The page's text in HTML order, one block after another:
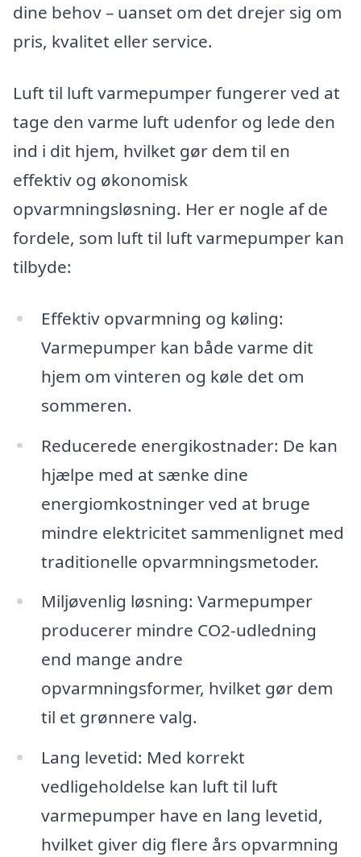
dine behov – uanset om det drejer sig om
pris, kvalitet eller service.
Luft til luft varmepumper fungerer ved at
tage den varme luft udenfor og lede den
ind i dit hjem, hvilket gør dem til en
effektiv og økonomisk
opvarmningsløsning. Her er nogle af de
fordele, som luft til luft varmepumper kan
tilbyde:
Effektiv opvarmning og køling:
Varmepumper kan både varme dit
hjem om vinteren og køle det om
sommeren.
Reducerede energikostnader: De kan
hjælpe med at sænke dine
energiomkostninger ved at bruge
mindre elektricitet sammenlignet med
traditionelle opvarmningsmetoder.
Miljøvenlig løsning: Varmepumper
producerer mindre CO2-udledning
end mange andre
opvarmningsformer, hvilket gør dem
til et grønnere valg.
Lang levetid: Med korrekt
vedligeholdelse kan luft til luft
varmepumper have en lang levetid,
hvilket giver dig flere års opvarmning